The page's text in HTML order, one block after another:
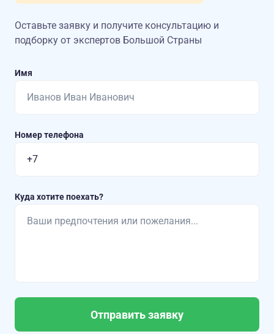
Оставьте заявку и получите консультацию и
подборку от экспертов Большой Страны
Имя
Номер телефона
Куда хотите поехать?
Отправить заявку